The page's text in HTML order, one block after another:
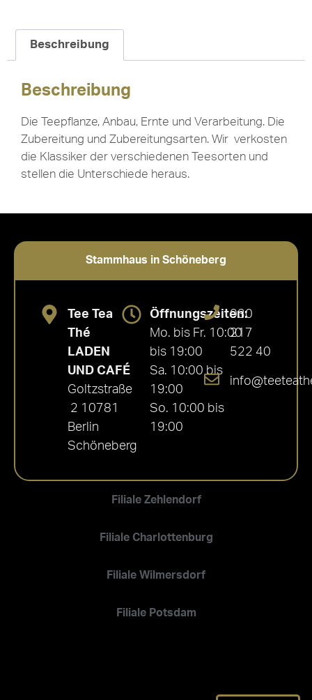
Beschreibung
Beschreibung
Die Teepflanze, Anbau, Ernte und Verarbeitung. Die
Zubereitung und Zubereitungsarten. Wir verkosten
die Klassiker der verschiedenen Teesorten und
stellen die Unterschiede heraus.
Stammhaus in Schöneberg
Filiale Zehlendorf
Filiale Charlottenburg
Filiale Wilmersdorf
Filiale Potsdam
Tee Tea
Thé
LADEN
UND CAFÉ
Goltzstraße
2 10781
Berlin
Schöneberg
Öffnungszeiten:
Mo. bis Fr. 10:00
bis 19:00
Sa. 10:00 bis
19:00
So. 10:00 bis
19:00
030
217
522 40